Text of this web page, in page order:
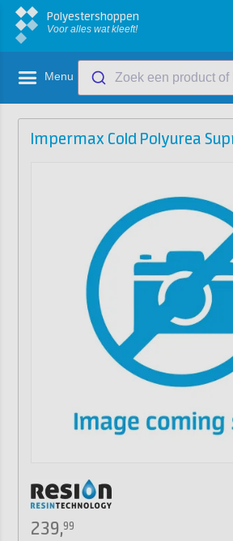
Polyestershoppen
Voor alles wat kleeft!
Menu Zoek een product
Impermax Cold Polyurea
239,99